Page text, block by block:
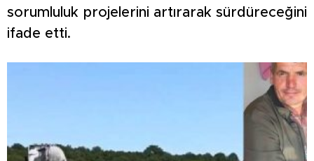
sorumluluk projelerini artırarak sürdüreceğini
ifade etti.